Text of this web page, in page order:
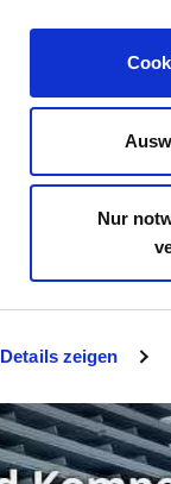
Details zeigen
Nur